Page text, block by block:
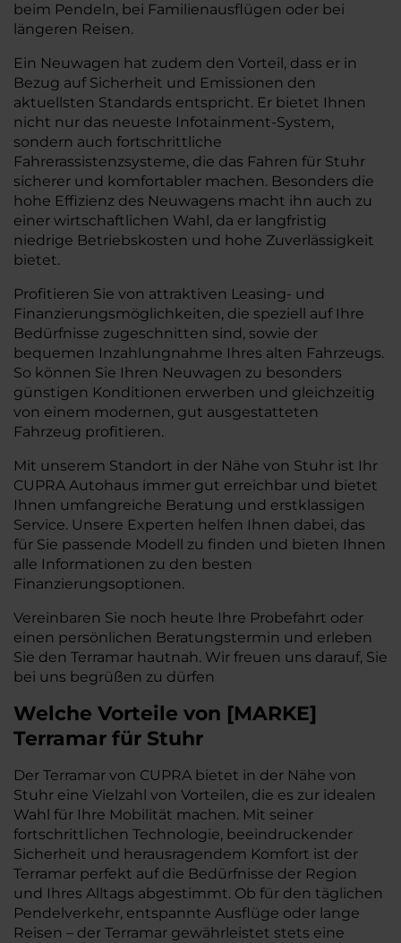
beim Pendeln, bei Familienausflügen oder bei
längeren Reisen.
Ein Neuwagen hat zudem den Vorteil, dass er in
Bezug auf Sicherheit und Emissionen den
aktuellsten Standards entspricht. Er bietet Ihnen
nicht nur das neueste Infotainment-System,
sondern auch fortschrittliche
Fahrerassistenzsysteme, die das Fahren für Stuhr
sicherer und komfortabler machen. Besonders die
hohe Effizienz des Neuwagens macht ihn auch zu
einer wirtschaftlichen Wahl, da er langfristig
niedrige Betriebskosten und hohe Zuverlässigkeit
bietet.
Profitieren Sie von attraktiven Leasing- und
Finanzierungsmöglichkeiten, die speziell auf Ihre
Bedürfnisse zugeschnitten sind, sowie der
bequemen Inzahlungnahme Ihres alten Fahrzeugs.
So können Sie Ihren Neuwagen zu besonders
günstigen Konditionen erwerben und gleichzeitig
von einem modernen, gut ausgestatteten
Fahrzeug profitieren.
Mit unserem Standort in der Nähe von Stuhr ist Ihr
CUPRA Autohaus immer gut erreichbar und bietet
Ihnen umfangreiche Beratung und erstklassigen
Service. Unsere Experten helfen Ihnen dabei, das
für Sie passende Modell zu finden und bieten Ihnen
alle Informationen zu den besten
Finanzierungsoptionen.
Vereinbaren Sie noch heute Ihre Probefahrt oder
einen persönlichen Beratungstermin und erleben
Sie den Terramar hautnah. Wir freuen uns darauf, Sie
bei uns begrüßen zu dürfen
Welche Vorteile von [MARKE]
Terramar für Stuhr
Der Terramar von CUPRA bietet in der Nähe von
Stuhr eine Vielzahl von Vorteilen, die es zur idealen
Wahl für Ihre Mobilität machen. Mit seiner
fortschrittlichen Technologie, beeindruckender
Sicherheit und herausragendem Komfort ist der
Terramar perfekt auf die Bedürfnisse der Region
und Ihres Alltags abgestimmt. Ob für den täglichen
Pendelverkehr, entspannte Ausflüge oder lange
Reisen – der Terramar gewährleistet stets eine